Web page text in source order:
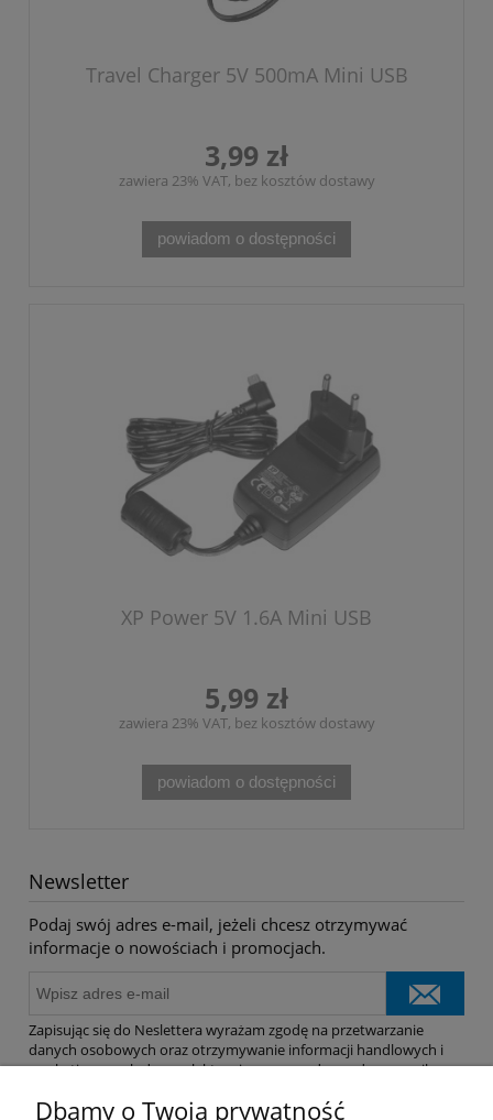
Travel Charger 5V 500mA Mini USB
3,99 zł
zawiera 23% VAT, bez kosztów dostawy
powiadom o dostępności
XP Power 5V 1.6A Mini USB
5,99 zł
zawiera 23% VAT, bez kosztów dostawy
powiadom o dostępności
Newsletter
Podaj swój adres e-mail, jeżeli chcesz otrzymywać
informacje o nowościach i promocjach.
Zapisując się do Neslettera wyrażam zgodę na przetwarzanie
danych osobowych oraz otrzymywanie informacji handlowych i
marketingowych drogą elektroniczną na podany adres e-mail.
Dbamy o Twoją prywatność